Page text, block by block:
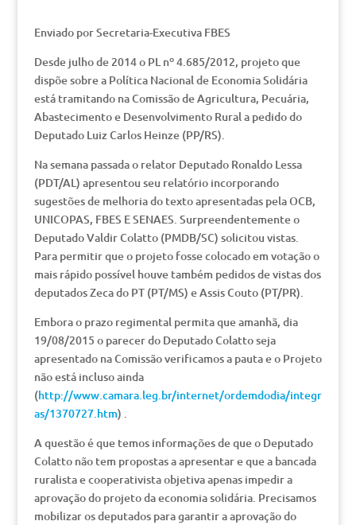
Enviado por Secretaria-Executiva FBES
Desde julho de 2014 o PL nº 4.685/2012, projeto que
dispõe sobre a Política Nacional de Economia Solidária
está tramitando na Comissão de Agricultura, Pecuária,
Abastecimento e Desenvolvimento Rural a pedido do
Deputado Luiz Carlos Heinze (PP/RS).
Na semana passada o relator Deputado Ronaldo Lessa
(PDT/AL) apresentou seu relatório incorporando
sugestões de melhoria do texto apresentadas pela OCB,
UNICOPAS, FBES E SENAES. Surpreendentemente o
Deputado Valdir Colatto (PMDB/SC) solicitou vistas.
Para permitir que o projeto fosse colocado em votação o
mais rápido possível houve também pedidos de vistas dos
deputados Zeca do PT (PT/MS) e Assis Couto (PT/PR).
Embora o prazo regimental permita que amanhã, dia
19/08/2015 o parecer do Deputado Colatto seja
apresentado na Comissão verificamos a pauta e o Projeto
não está incluso ainda
(http://www.camara.leg.br/internet/ordemdodia/integr
as/1370727.htm) .
A questão é que temos informações de que o Deputado
Colatto não tem propostas a apresentar e que a bancada
ruralista e cooperativista objetiva apenas impedir a
aprovação do projeto da economia solidária. Precisamos
mobilizar os deputados para garantir a aprovação do